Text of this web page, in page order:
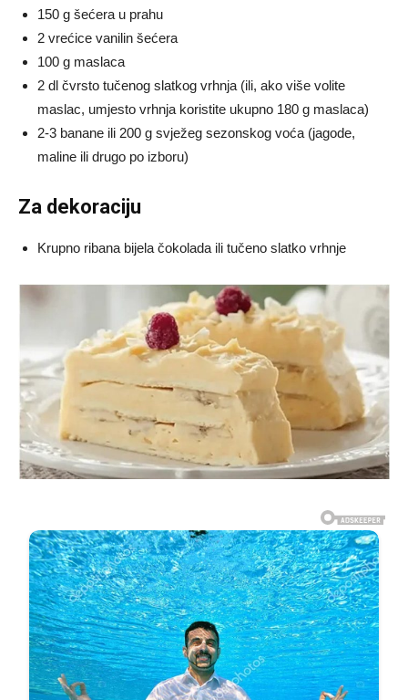
150 g šećera u prahu
2 vrećice vanilin šećera
100 g maslaca
2 dl čvrsto tučenog slatkog vrhnja (ili, ako više volite
maslac, umjesto vrhnja koristite ukupno 180 g maslaca)
2-3 banane ili 200 g svježeg sezonskog voća (jagode,
maline ili drugo po izboru)
Za dekoraciju
Krupno ribana bijela čokolada ili tučeno slatko vrhnje